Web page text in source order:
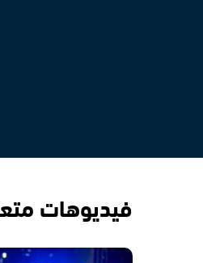
فيديوهات